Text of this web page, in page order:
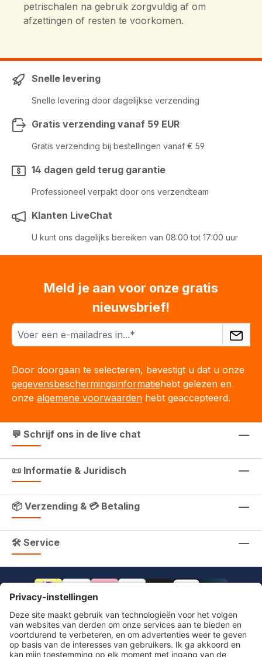
petrischalen na gebruik zorgvuldig af om
afzettingen of resten te voorkomen.
Snelle levering
Snelle levering door dagelijkse verzending
Gratis verzending vanaf 59 EUR
Gratis verzending bij bestellingen vanaf € 59
14 dagen geld terug garantie
Professioneel verpakt door ons verzendteam
Klanten LiveChat
U kunt ons dagelijks bereiken van 08:00 tot 17:00 uur
Meld je aan voor onze gratis
nieuwsbrief!
Door doorgaan te selecteren, bevestigt u dat u onze
gegevensbeschermingsinformatiehebt gelezen en
onze algemene voorwaarden hebt geaccepteerd.
💬 Schrijf ons in de live chat
📜 Informatie & Juridisch
📦 Verzending & 💳 Betaling
🛠 Service
footer.includeVat.beforeTag
footer.includeVat.shippingCost footer.includeVat.afterTag